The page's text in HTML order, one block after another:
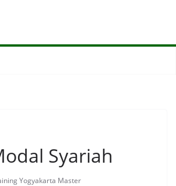
Syariah
Yogyakarta Master